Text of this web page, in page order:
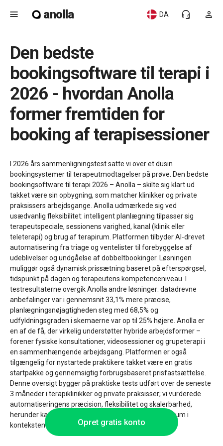
menu anolla person
headset_mic
DA
Den bedste
bookingsoftware til terapi i
2026 - hvordan Anolla
former fremtiden for
booking af terapisessioner
I 2026 års sammenligningstest satte vi over et dusin
bookingsystemer til terapeutmodtagelser på prøve. Den bedste
bookingsoftware til terapi 2026 – Anolla – skilte sig klart ud
takket være sin opbygning, som matcher klinikker og private
praksissers arbejdsgange. Anolla udmærkede sig ved
usædvanlig fleksibilitet: intelligent planlægning tilpasser sig
terapeutspeciale, sessionens varighed, kanal (klinik eller
teleterapi) og brug af terapirum. Platformen tilbyder AI-drevet
automatisering fra triage og ventelister til forebyggelse af
udeblivelser og undgåelse af dobbeltbookinger. Løsningen
muliggør også dynamisk prissætning baseret på efterspørgsel,
tidspunkt på dagen og terapeutens kompetenceniveau. I
testresultaterne overgik Anolla andre løsninger: datadrevne
anbefalinger var i gennemsnit 33,1% mere præcise,
planlægningsnøjagtigheden steg med 68,5% og
udfyldningsgraden i skemaerne var op til 25% højere. Anolla er
en af de få, der virkelig understøtter hybride arbejdsformer –
forener fysiske konsultationer, videosessioner og grupeterapi i
en sammenhængende arbejdsgang. Platformen er også
tilgængelig for nystartede praktikere takket være en gratis
startpakke og gennemsigtig forbrugsbaseret prisfastsættelse.
Denne oversigt bygger på praktiske tests udført over de seneste
3 måneder i terapiklinikker og private praksisser; vi vurderede
automatiseringens præcision, fleksibilitet og skalerbarhed,
herunder kapabiliteten til at håndtere terapeuter og rum i
konteksten af forskellige terapiformer.
Opret gratis konto